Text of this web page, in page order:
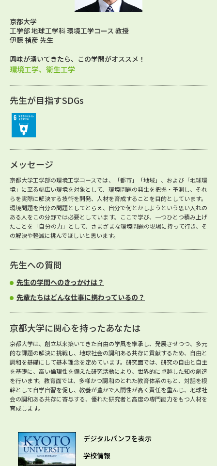
京都大学
工学部 地球工学科 環境工学コース 教授
伊藤 禎彦 先生
興味が湧いてきたら、この学問がオススメ！
環境工学、衛生工学
先生が目指すSDGs
メッセージ
京都大学工学部の環境工学コースでは、「都市」「地域」、および「地球環
境」に至る幅広い環境を対象として、環境問題の発生を把握・予測し、それ
らを実際に解決する技術を開発、人材を育成することを目的としています。
環境問題を自分の問題としてとらえ、自分で何とかしようという思い入れの
ある人をこの分野では必要としています。ここで学び、一つひとつ積み上げ
たことを「自分の力」として、さまざまな環境問題の現場に持って行き、そ
の解決や軽減に挑んでほしいと思います。
先生への質問
先生の学問へのきっかけは？
先輩たちはどんな仕事に携わっているの？
京都大学に関心を持ったあなたは
京都大学は、創立以来築いてきた自由の学風を継承し、発展させつつ、多元
的な課題の解決に挑戦し、地球社会の調和ある共存に貢献するため、自由と
調和を基礎にして基本理念を定めています。研究面では、研究の自由と自主
を基礎に、高い倫理性を備えた研究活動により、世界的に卓越した知の創造
を行います。教育面では、多様かつ調和のとれた教育体系のもと、対話を根
幹として自学自習を促し、教養が豊かで人間性が高く責任を重んじ、地球社
会の調和ある共存に寄与する、優れた研究者と高度の専門能力をもつ人材を
育成します。
デジタルパンフを表示
学校情報